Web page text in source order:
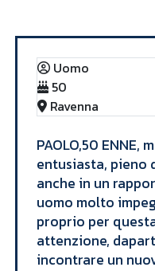
Uomo
50
Ravenna
PAOLO,50
entusiasta, pieno
anche in un
uomo molto
proprio per
attenzione,
incontrare un